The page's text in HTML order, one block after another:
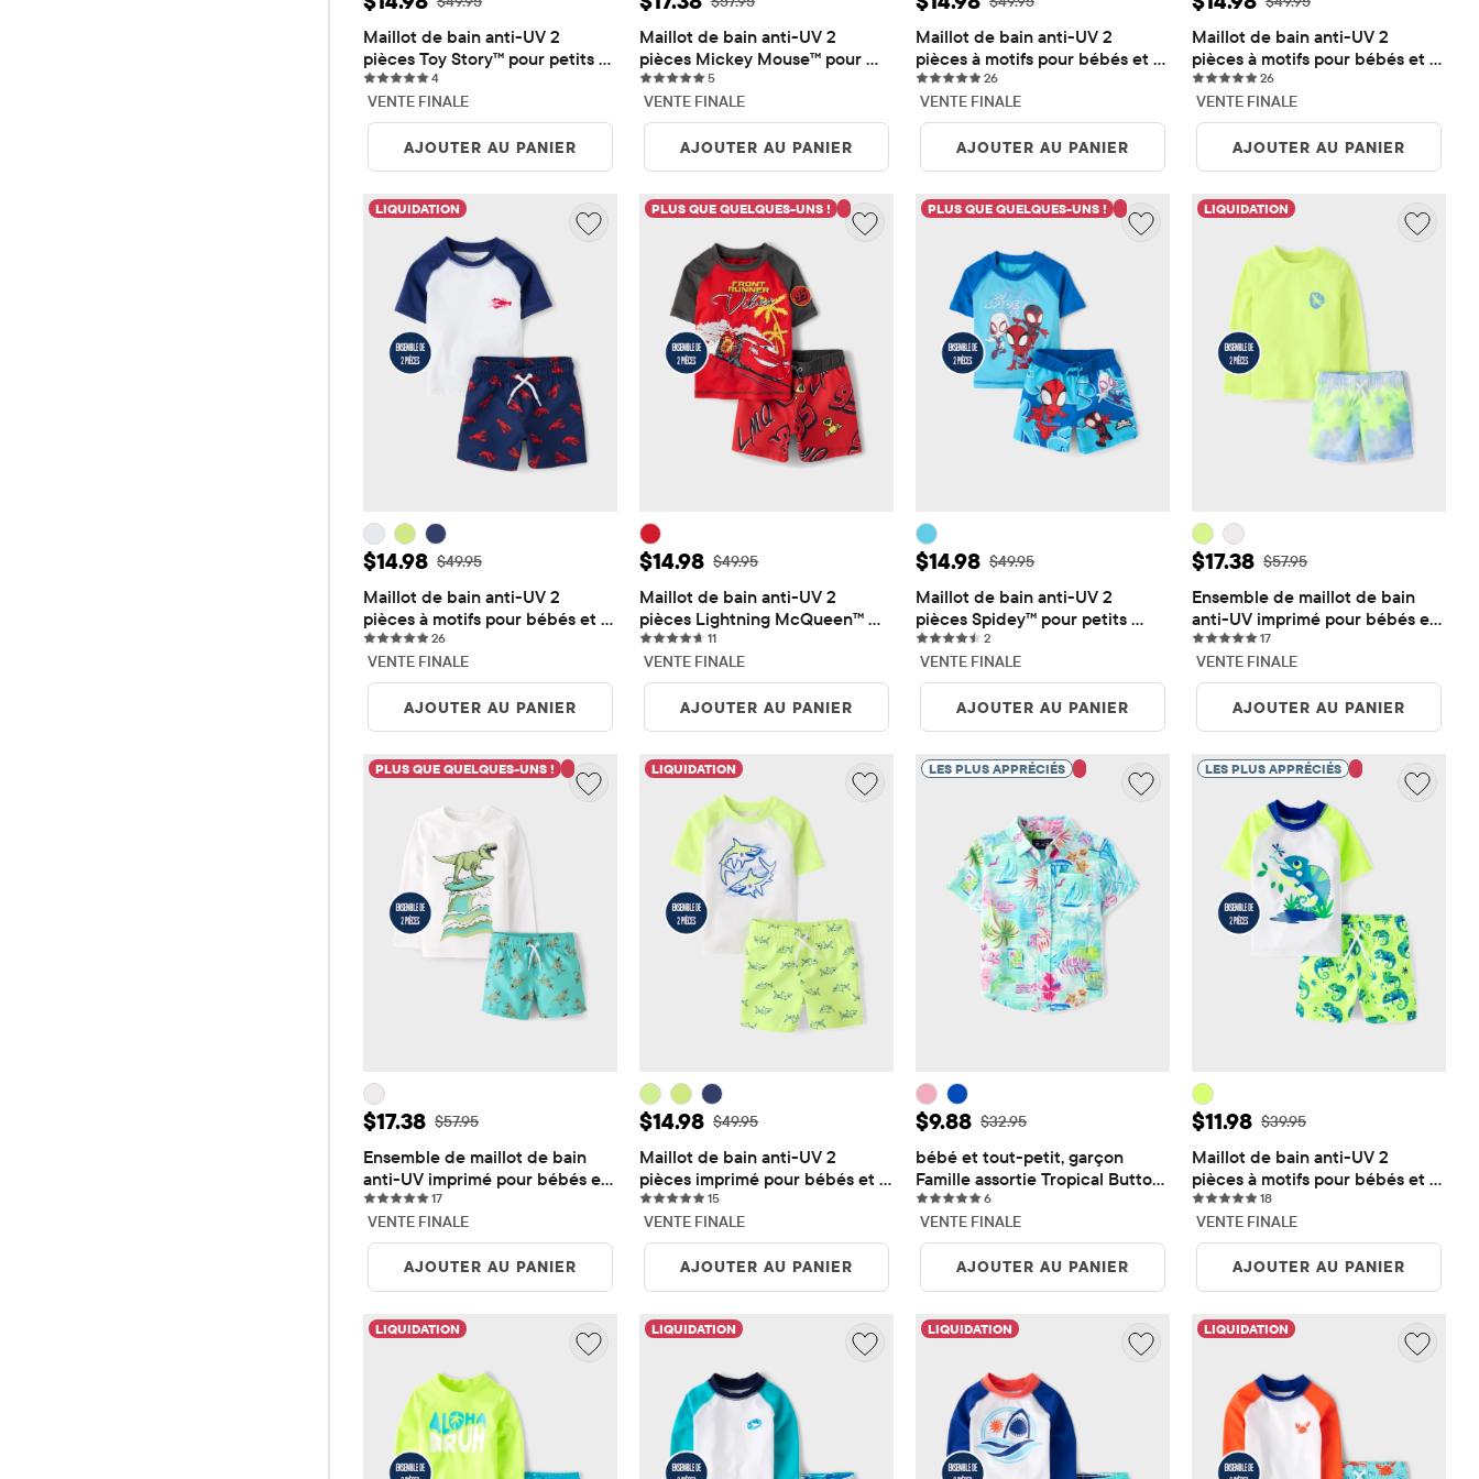
Maillot de bain anti-UV 2
pièces Toy Story™ pour petits
garçons 44 reviews
VENTE FINALE
AJOUTER AU PANIER
Maillot de bain anti-UV 2
pièces Mickey Mouse™ pour
petits garçons
55 reviews
VENTE FINALE
AJOUTER AU PANIER
Maillot de bain anti-UV 2
pièces à motifs pour bébés et
petits garçons
2626 reviews
VENTE FINALE
AJOUTER AU PANIER
Maillot de bain anti-UV 2
pièces à motifs pour bébés et
petits garçons
2626 reviews
VENTE FINALE
AJOUTER AU PANIER
LIQUIDATION
Prix ​​de vente: $14.98
$14.98 Prix ​​d'origine: $49.95
$49.95
Maillot de bain anti-UV 2
pièces à motifs pour bébés et
petits garçons
2626 reviews
VENTE FINALE
AJOUTER AU PANIER
PLUS QUE QUELQUES-UNS !
Prix ​​de vente: $14.98
$14.98 Prix ​​d'origine: $49.95
$49.95
Maillot de bain anti-UV 2
pièces Lightning McQueen™
pour petits garçons
1111 reviews
VENTE FINALE
AJOUTER AU PANIER
PLUS QUE QUELQUES-UNS !
Prix ​​de vente: $14.98
$14.98 Prix ​​d'origine: $49.95
$49.95
Maillot de bain anti-UV 2
pièces Spidey™ pour petits
garçons 22 reviews
VENTE FINALE
AJOUTER AU PANIER
LIQUIDATION
Prix ​​de vente: $17.38
$17.38 Prix ​​d'origine: $57.95
$57.95
Ensemble de maillot de bain
anti-UV imprimé pour bébés et
petits garçons
1717 reviews
VENTE FINALE
AJOUTER AU PANIER
PLUS QUE QUELQUES-UNS !
Prix ​​de vente: $17.38
$17.38 Prix ​​d'origine: $57.95
$57.95
Ensemble de maillot de bain
anti-UV imprimé pour bébés et
petits garçons
1717 reviews
VENTE FINALE
AJOUTER AU PANIER
LIQUIDATION
Prix ​​de vente: $14.98
$14.98 Prix ​​d'origine: $49.95
$49.95
Maillot de bain anti-UV 2
pièces imprimé pour bébés et
petits garçons
1515 reviews
VENTE FINALE
AJOUTER AU PANIER
LES PLUS APPRÉCIÉS
Prix ​​de vente: $9.88
$9.88 Prix ​​d'origine: $32.95
$32.95
bébé et tout-petit, garçon
Famille assortie Tropical Button
Up Shirt 66 reviews
VENTE FINALE
AJOUTER AU PANIER
LES PLUS APPRÉCIÉS
Prix ​​de vente: $11.98
$11.98 Prix ​​d'origine: $39.95
$39.95
Maillot de bain anti-UV 2
pièces à motifs pour bébés et
petits garçons
1818 reviews
VENTE FINALE
AJOUTER AU PANIER
LIQUIDATION LIQUIDATION LIQUIDATION LIQUIDATION